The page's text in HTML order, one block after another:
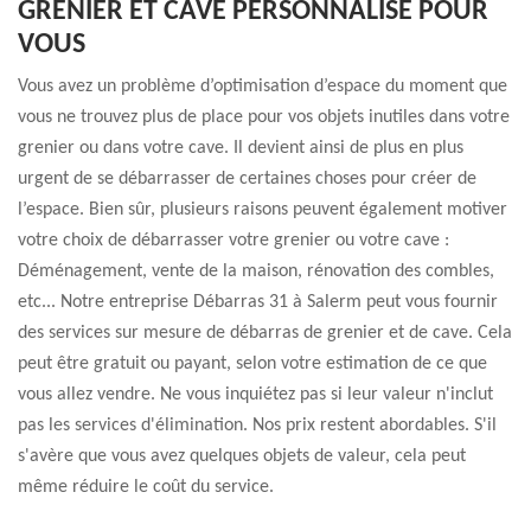
GRENIER ET CAVE PERSONNALISÉ POUR
VOUS
Vous avez un problème d’optimisation d’espace du moment que
vous ne trouvez plus de place pour vos objets inutiles dans votre
grenier ou dans votre cave. Il devient ainsi de plus en plus
urgent de se débarrasser de certaines choses pour créer de
l’espace. Bien sûr, plusieurs raisons peuvent également motiver
votre choix de débarrasser votre grenier ou votre cave :
Déménagement, vente de la maison, rénovation des combles,
etc... Notre entreprise Débarras 31 à Salerm peut vous fournir
des services sur mesure de débarras de grenier et de cave. Cela
peut être gratuit ou payant, selon votre estimation de ce que
vous allez vendre. Ne vous inquiétez pas si leur valeur n'inclut
pas les services d'élimination. Nos prix restent abordables. S'il
s'avère que vous avez quelques objets de valeur, cela peut
même réduire le coût du service.